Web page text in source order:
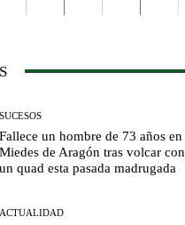
SUCESOS
Fallece un hombre de 73 años en
Miedes de Aragón tras volcar con
un quad esta pasada madrugada
ACTUALIDAD